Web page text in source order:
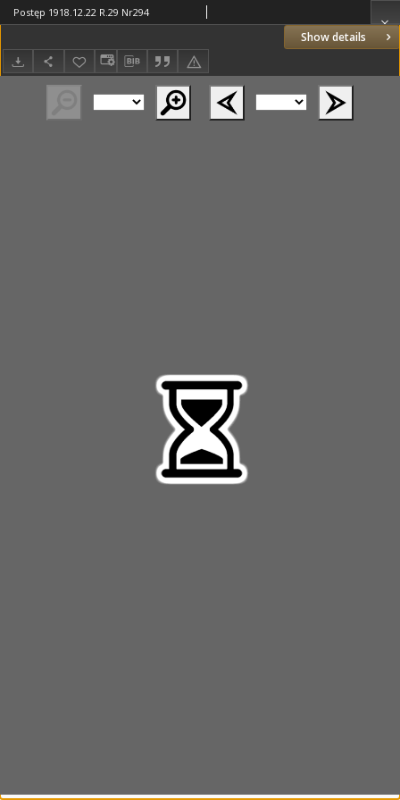
Show details
Postęp 1918.12.22 R.29 Nr294